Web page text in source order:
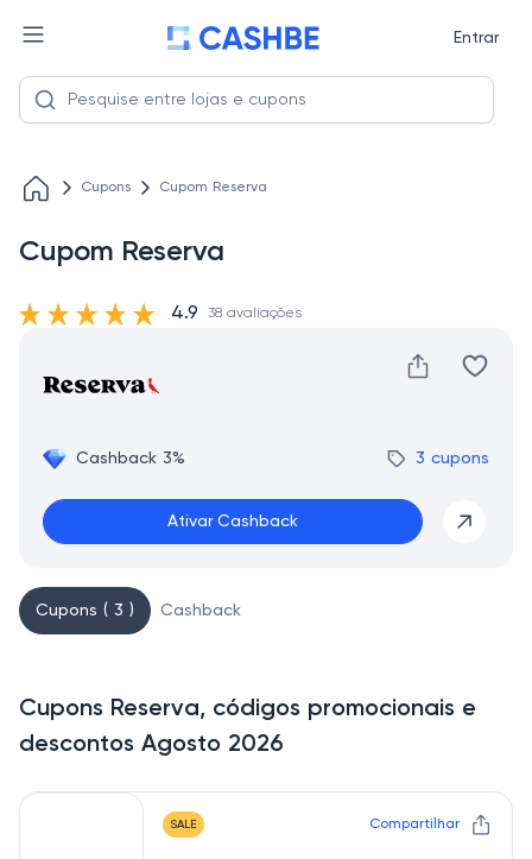
Entrar
Cupons Cupom Reserva
Cupom Reserva
Cashback 3% 3 cupons
Ativar Cashback
4.9 38 avaliações
Cupons ( 3 ) Cashback
Cupons Reserva, códigos promocionais e
descontos Agosto 2026
SALE Compartilhar